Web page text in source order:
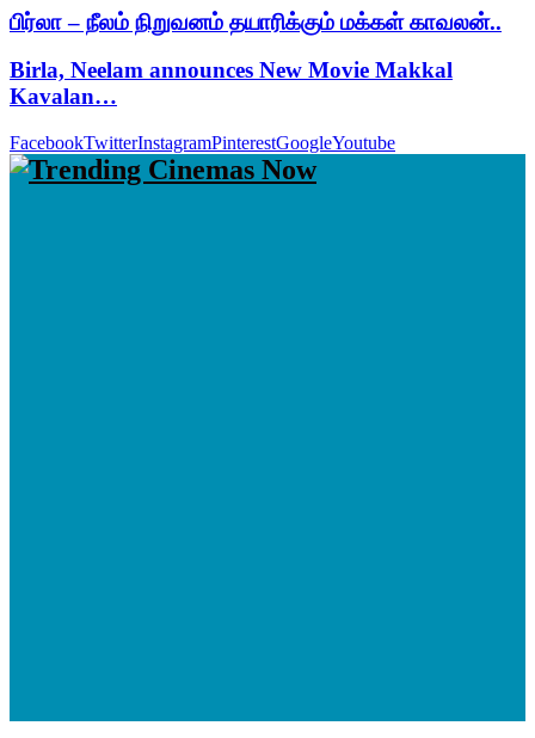
பிர்லா – நீலம் நிறுவனம் தயாரிக்கும் மக்கள் காவலன்..
Birla, Neelam announces New Movie Makkal
Kavalan…
FacebookTwitterInstagramPinterestGoogleYoutube